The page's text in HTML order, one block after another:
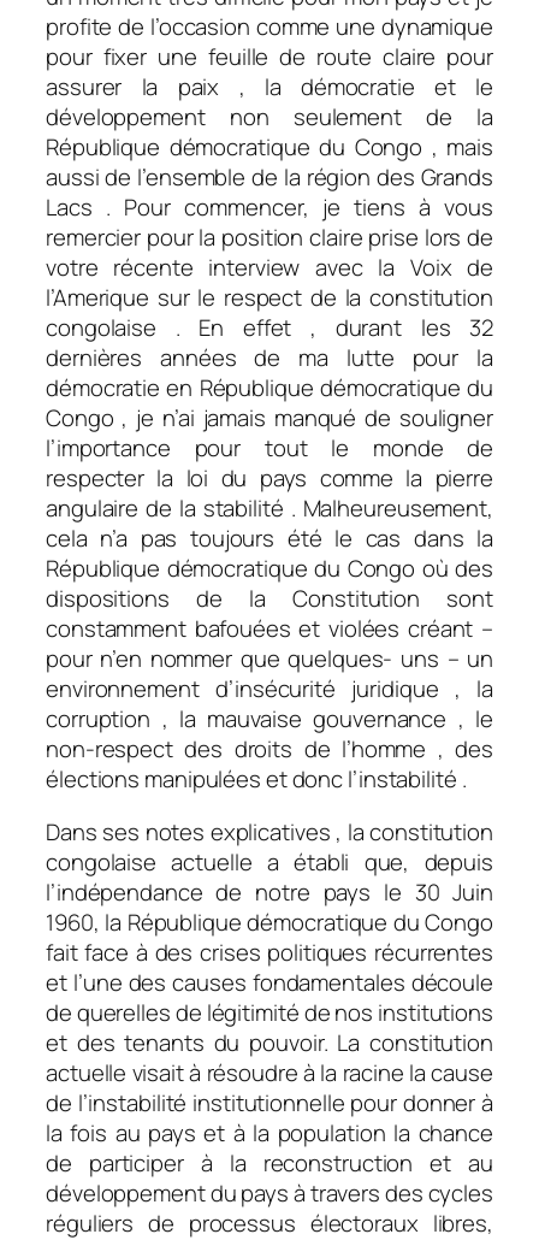
profite de l’occasion comme une dynamique
pour fixer une feuille de route claire pour
assurer la paix , la démocratie et le
développement non seulement de la
République démocratique du Congo , mais
aussi de l’ensemble de la région des Grands
Lacs . Pour commencer, je tiens à vous
remercier pour la position claire prise lors de
votre récente interview avec la Voix de
l’Amerique sur le respect de la constitution
congolaise . En effet , durant les 32
dernières années de ma lutte pour la
démocratie en République démocratique du
Congo , je n’ai jamais manqué de souligner
l’importance pour tout le monde de
respecter la loi du pays comme la pierre
angulaire de la stabilité . Malheureusement,
cela n’a pas toujours été le cas dans la
République démocratique du Congo où des
dispositions de la Constitution sont
constamment bafouées et violées créant –
pour n’en nommer que quelques- uns – un
environnement d’insécurité juridique , la
corruption , la mauvaise gouvernance , le
non-respect des droits de l’homme , des
élections manipulées et donc l’instabilité .
Dans ses notes explicatives , la constitution
congolaise actuelle a établi que, depuis
l’indépendance de notre pays le 30 Juin
1960, la République démocratique du Congo
fait face à des crises politiques récurrentes
et l’une des causes fondamentales découle
de querelles de légitimité de nos institutions
et des tenants du pouvoir. La constitution
actuelle visait à résoudre à la racine la cause
de l’instabilité institutionnelle pour donner à
la fois au pays et à la population la chance
de participer à la reconstruction et au
développement du pays à travers des cycles
réguliers de processus électoraux libres,